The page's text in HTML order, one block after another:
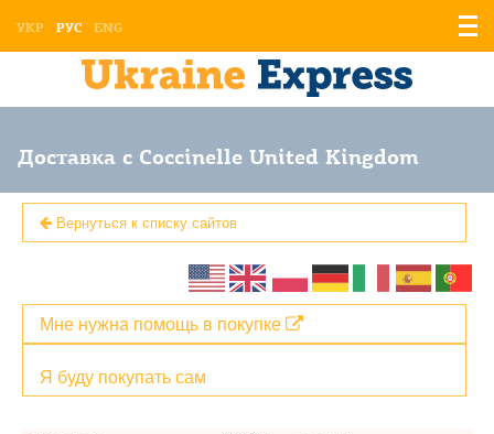
УКР РУС ENG
Доставка с Coccinelle United Kingdom
Вернуться к списку сайтов
Я буду покупать сам
Мне нужна помощь в покупке